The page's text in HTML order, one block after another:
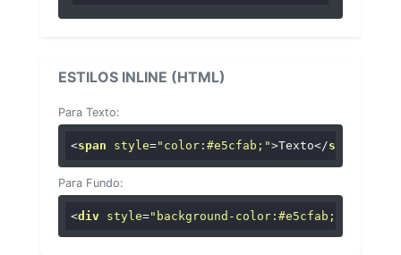
ESTILOS INLINE (HTML)
Para Texto:
<span style="color:#e5cfab;">Texto</span
Para Fundo:
<div style="background-color:#e5cfab;"